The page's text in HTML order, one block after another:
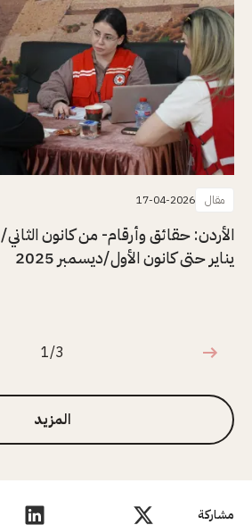
مشاركة
مقال 17-04-2026
الأردن: حقائق وأرقام- من كانون الثاني/
يناير حتى كانون الأول/ديسمبر 2025
1 من 3
1/3
المزيد